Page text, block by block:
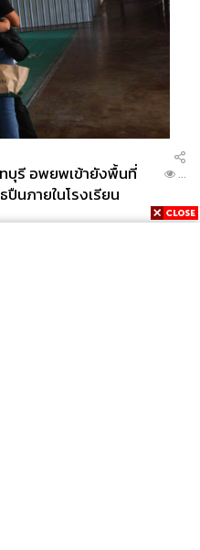
บุรี อพยพเข้ายังพื้นที่
นภายในโรงเรียน
...